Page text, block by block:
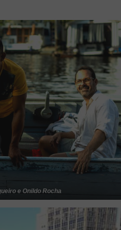
e Onildo Rocha